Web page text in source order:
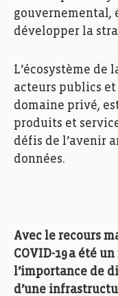
gouvernemental,
développer la
L’écosystème de
acteurs publics
domaine privé,
produits et
défis de l’avenir
données.
Avec le recours
COVID-19 a été
l’importance de
d’une